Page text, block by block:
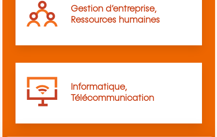
Gestion d’entreprise,
Ressources humaines
Informatique,
Télécommunication